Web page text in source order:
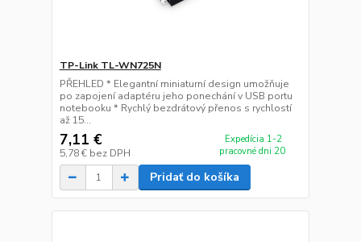
TP-Link TL-WN725N
PŘEHLED * Elegantní miniaturní design umožňuje
po zapojení adaptéru jeho ponechání v USB portu
notebooku * Rychlý bezdrátový přenos s rychlostí
až 15...
7,11 €
5,78 € bez DPH
Expedícia 1-2
pracovné dni 20
Pridať do košíka